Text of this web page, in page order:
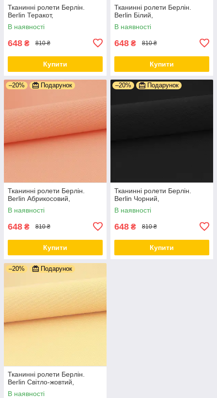
Тканинні ролети Берлін.
Berlin Теракот,
В наявності
648 ₴ 810 ₴
Купити
Тканинні ролети Берлін.
Berlin Білий,
В наявності
648 ₴ 810 ₴
Купити
–20% Подарунок
Тканинні ролети Берлін.
Berlin Абрикосовий,
В наявності
648 ₴ 810 ₴
Купити
–20% Подарунок
Тканинні ролети Берлін.
Berlin Чорний,
В наявності
648 ₴ 810 ₴
Купити
–20% Подарунок
Тканинні ролети Берлін.
Berlin Світло-жовтий,
В наявності